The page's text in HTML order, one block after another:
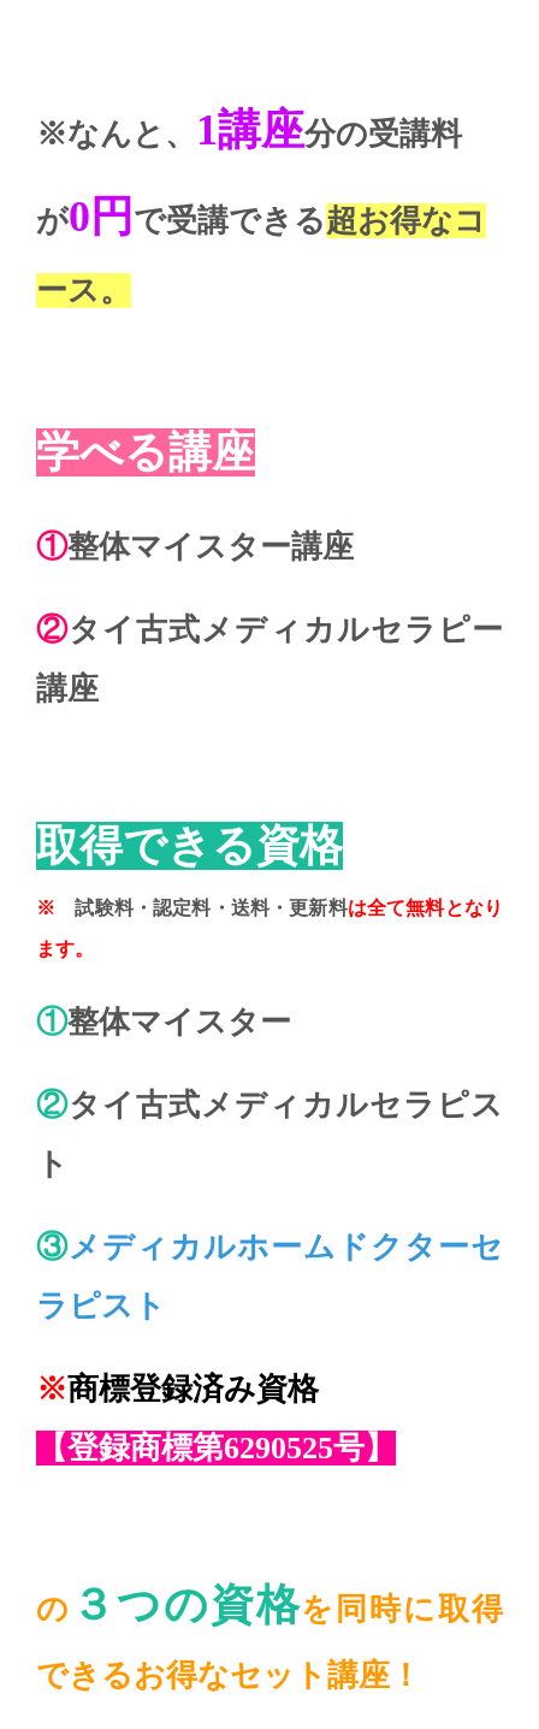
※なんと、 1講座分の受講料
が0円 で受講できる超お得なコ
ース。
学べる講座
①整体マイスター講座
②タイ古式メディカルセラピー
講座
取得できる資格
※試験料・認定料・送料・更新料は全て無料となり
ます。
①整体マイスター
②タイ古式メディカルセラピス
ト
③メディカルホームドクターセ
ラピスト
※商標登録済み資格
【登録商標第6290525号】
の ３つの資格を同時に取得
できるお得なセット講座！